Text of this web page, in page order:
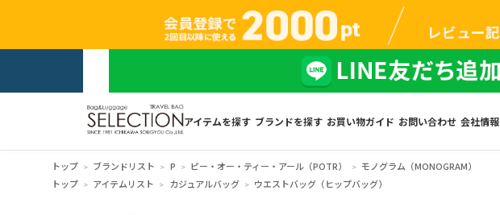
アイテムを探す ブランドを探す お買い物ガイド お問い合わせ 会社情報
トップ ブランドリスト P ピー・オー・ティー・アール（POTR）
モノグラム（MONOGRAM）
トップ
アイテムリスト カジュアルバッグ
ウエストバッグ（ヒップバッグ）